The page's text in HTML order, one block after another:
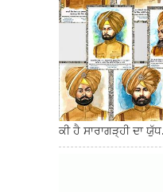
ਕੀ ਹੈ ਸਾਰਾਗੜ੍ਹੀ ਦਾ